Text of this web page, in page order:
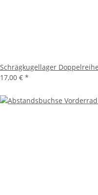
Schrägkugellager
17,00 € *